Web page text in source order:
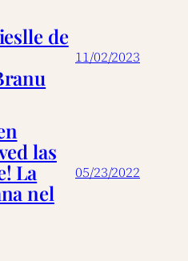
de
11/02/2023
las
La
nel
05/23/2022